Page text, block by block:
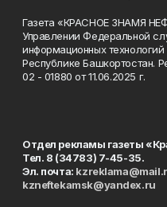
Газета «КРАСНОЕ ЗНАМЯ
Управлении Федеральной
информационных
Республике Башкортостан.
02 - 01880 от 11.06.2025 г.
Отдел рекламы газеты
Тел. 8 (34783) 7-45-35.
Эл. почта:
kzneftekamsk@yandex.ru